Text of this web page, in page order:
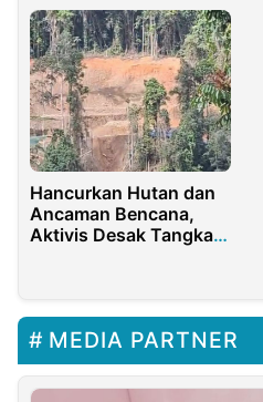
Hancurkan Hutan dan
Ancaman Bencana,
Aktivis Desak Tangkap
MEDIA PARTNER